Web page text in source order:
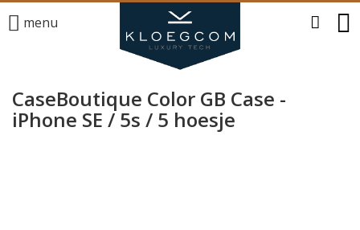
menu
CaseBoutique Color GB Case -
iPhone SE / 5s / 5 hoesje